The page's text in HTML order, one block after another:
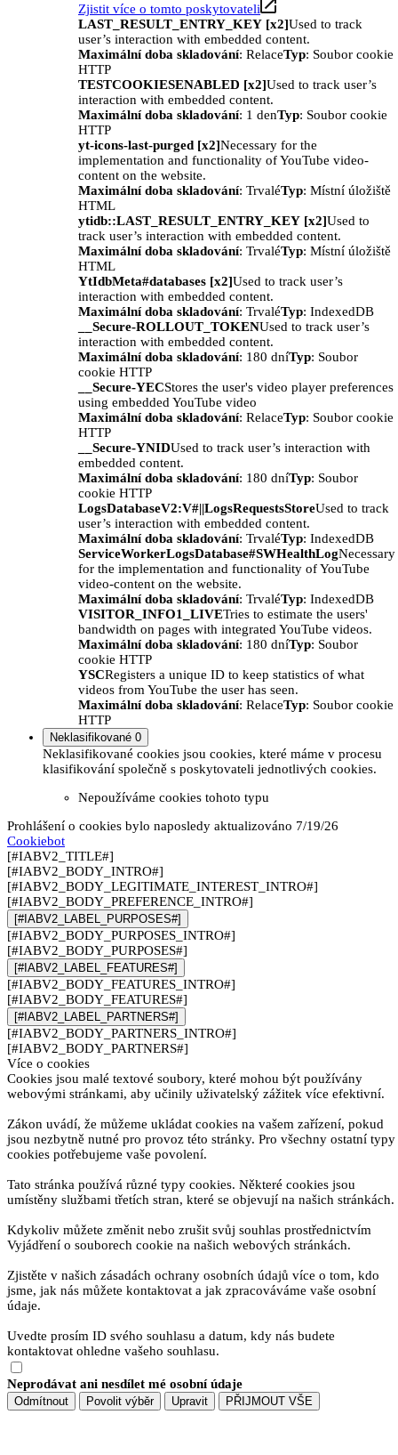
Zjistit více o tomto poskytovateli
LAST_RESULT_ENTRY_KEY [x2]Used to track
user’s interaction with embedded content.
Maximální doba skladování: RelaceTyp: Soubor cookie
HTTP
TESTCOOKIESENABLED [x2]Used to track user’s
interaction with embedded content.
Maximální doba skladování: 1 denTyp: Soubor cookie
HTTP
yt-icons-last-purged [x2]Necessary for the
implementation and functionality of YouTube video-
content on the website.
Maximální doba skladování: TrvaléTyp: Místní úložiště
HTML
ytidb::LAST_RESULT_ENTRY_KEY [x2]Used to
track user’s interaction with embedded content.
Maximální doba skladování: TrvaléTyp: Místní úložiště
HTML
YtIdbMeta#databases [x2]Used to track user’s
interaction with embedded content.
Maximální doba skladování: TrvaléTyp: IndexedDB
__Secure-ROLLOUT_TOKENUsed to track user’s
interaction with embedded content.
Maximální doba skladování: 180 dníTyp: Soubor
cookie HTTP
__Secure-YECStores the user's video player preferences
using embedded YouTube video
Maximální doba skladování: RelaceTyp: Soubor cookie
HTTP
__Secure-YNIDUsed to track user’s interaction with
embedded content.
Maximální doba skladování: 180 dníTyp: Soubor
cookie HTTP
LogsDatabaseV2:V#||LogsRequestsStoreUsed to track
user’s interaction with embedded content.
Maximální doba skladování: TrvaléTyp: IndexedDB
ServiceWorkerLogsDatabase#SWHealthLogNecessary
for the implementation and functionality of YouTube
video-content on the website.
Maximální doba skladování: TrvaléTyp: IndexedDB
VISITOR_INFO1_LIVETries to estimate the users'
bandwidth on pages with integrated YouTube videos.
Maximální doba skladování: 180 dníTyp: Soubor
cookie HTTP
YSCRegisters a unique ID to keep statistics of what
videos from YouTube the user has seen.
Maximální doba skladování: RelaceTyp: Soubor cookie
HTTP
Neklasifikované 0
Neklasifikované cookies jsou cookies, které máme v procesu
klasifikování společně s poskytovateli jednotlivých cookies.
Nepoužíváme cookies tohoto typu
Prohlášení o cookies bylo naposledy aktualizováno 7/19/26
Cookiebot
[#IABV2_TITLE#]
[#IABV2_BODY_INTRO#]
[#IABV2_BODY_LEGITIMATE_INTEREST_INTRO#]
[#IABV2_BODY_PREFERENCE_INTRO#]
[#IABV2_LABEL_PURPOSES#]
[#IABV2_BODY_PURPOSES_INTRO#]
[#IABV2_BODY_PURPOSES#]
[#IABV2_LABEL_FEATURES#]
[#IABV2_BODY_FEATURES_INTRO#]
[#IABV2_BODY_FEATURES#]
[#IABV2_LABEL_PARTNERS#]
[#IABV2_BODY_PARTNERS_INTRO#]
[#IABV2_BODY_PARTNERS#]
Více o cookies
Cookies jsou malé textové soubory, které mohou být používány
webovými stránkami, aby učinily uživatelský zážitek více efektivní.
Zákon uvádí, že můžeme ukládat cookies na vašem zařízení, pokud
jsou nezbytně nutné pro provoz této stránky. Pro všechny ostatní typy
cookies potřebujeme vaše povolení.
Tato stránka používá různé typy cookies. Některé cookies jsou
umístěny službami třetích stran, které se objevují na našich stránkách.
Kdykoliv můžete změnit nebo zrušit svůj souhlas prostřednictvím
Vyjádření o souborech cookie na našich webových stránkách.
Zjistěte v našich zásadách ochrany osobních údajů více o tom, kdo
jsme, jak nás můžete kontaktovat a jak zpracováváme vaše osobní
údaje.
Uvedte prosím ID svého souhlasu a datum, kdy nás budete
kontaktovat ohledne vašeho souhlasu.
Neprodávat ani nesdílet mé osobní údaje
Odmítnout Povolit výběr Upravit PŘIJMOUT VŠE